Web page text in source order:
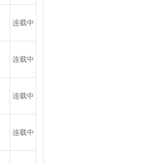
连载中
连载中
连载中
连载中